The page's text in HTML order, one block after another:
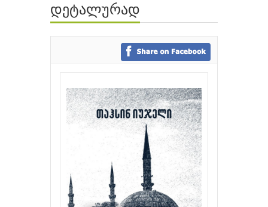
ავტორები
გამომცემლობები
დეტალურად